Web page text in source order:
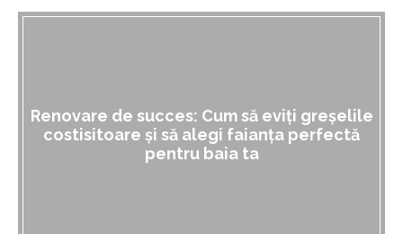
Renovare de succes: Cum să eviți greșelile
costisitoare și să alegi faianța perfectă
pentru baia ta